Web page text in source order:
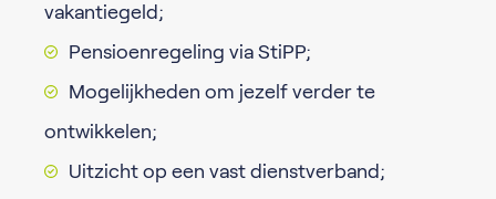
vakantiegeld;
Pensioenregeling via StiPP;
Mogelijkheden om jezelf verder te
ontwikkelen;
Uitzicht op een vast dienstverband;